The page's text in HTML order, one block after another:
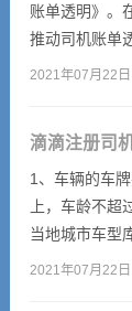
账单透明》。
推动司机账单
将订单比例从
2021年07月22
滴滴注册司
1、车辆的车
上，车龄不
当地城市车型
2021年07月22